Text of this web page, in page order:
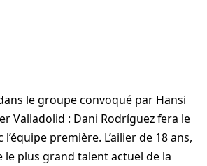
le groupe convoqué par Hansi
Valladolid : Dani Rodríguez fera le
première. L’ailier de 18 ans,
le plus grand talent actuel de la